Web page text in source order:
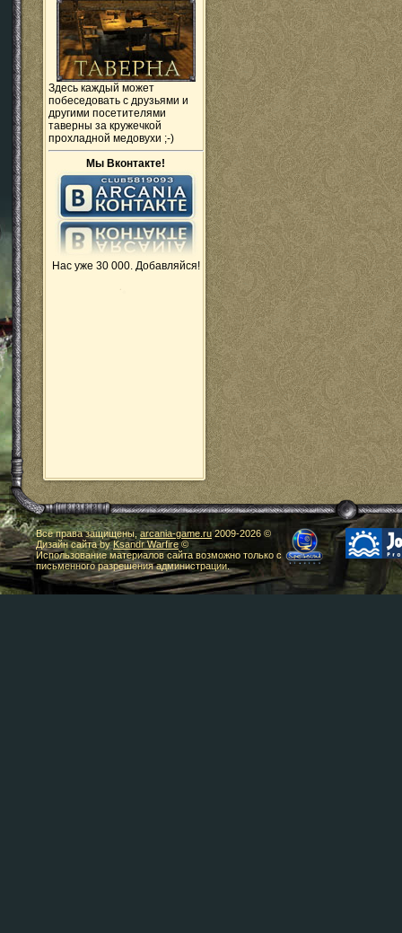
Здесь каждый может
побеседовать с друзьями и
другими посетителями
таверны за кружечкой
прохладной медовухи ;-)
Мы Вконтакте!
Нас уже 30 000. Добавляйся!
Все права защищены,arcania-game.ru2009-2026 ©
Дизайн сайта byKsandr Warfire©
Использование материалов сайта возможно только с
письменного разрешения администрации.